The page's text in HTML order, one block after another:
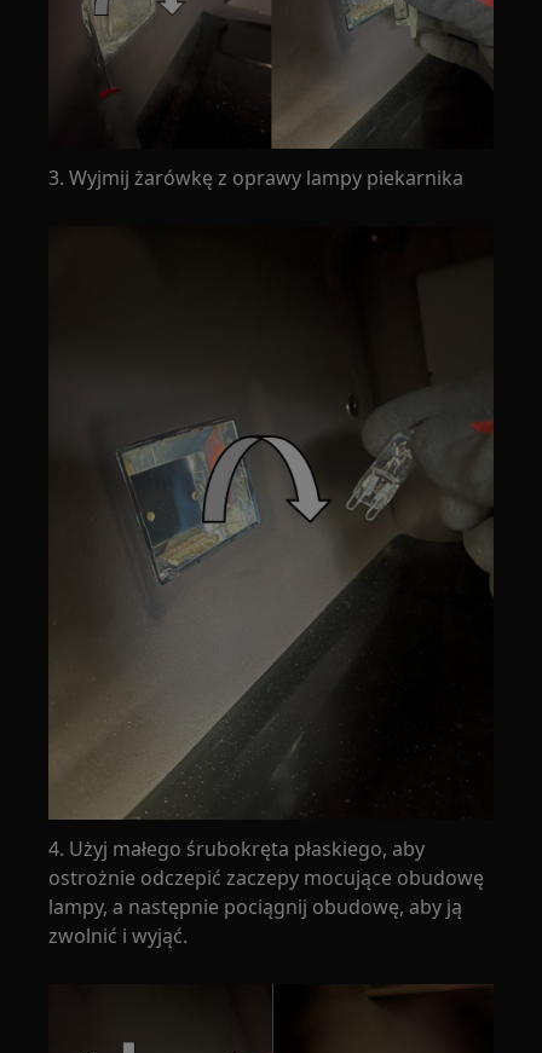
3. Wyjmij żarówkę z oprawy lampy piekarnika
4. Użyj małego śrubokręta płaskiego, aby
ostrożnie odczepić zaczepy mocujące obudowę
lampy, a następnie pociągnij obudowę, aby ją
zwolnić i wyjąć.